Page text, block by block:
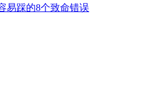
易踩的8个致命错误